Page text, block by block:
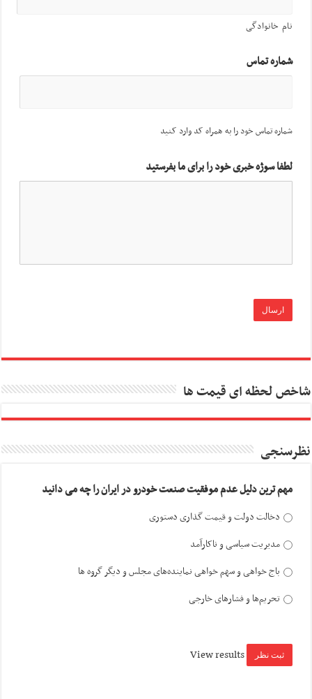
نام خانوادگی
شماره تماس
شماره تماس خود را به همراه کد وارد کنید
لطفا سوژه خبری خود را برای ما بفرستید
شاخص لحظه ای قیمت ها
نظرسنجی
مهم ترین دلیل عدم موفقیت صنعت خودرو در ایران را چه می دانید
دخالت دولت و قیمت گذاری دستوری
مدیریت سیاسی و ناکارآمد
باج خواهی و سهم خواهی نماینده‌های مجلس و دیگر گروه ها
تحریم‌ها و فشارهای خارجی
View results